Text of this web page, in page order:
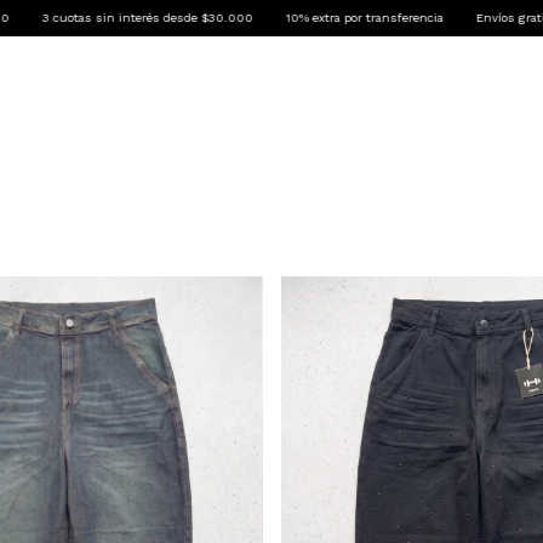
desde $30.000 10% extra por transferencia Envíos gratis desde $130.000